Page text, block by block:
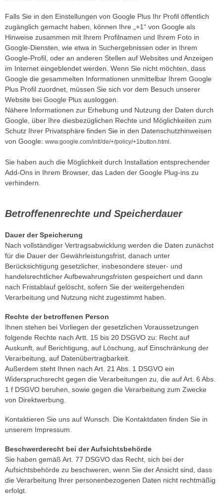
Falls Sie in den Einstellungen von Google Plus Ihr Profil öffentlich
zugänglich gemacht haben, können Ihre „+1“ von Google als
Hinweise zusammen mit Ihrem Profilnamen und Ihrem Foto in
Google-Diensten, wie etwa in Suchergebnissen oder in Ihrem
Google-Profil, oder an anderen Stellen auf Websites und Anzeigen
im Internet eingeblendet werden. Wenn Sie nicht möchten, dass
Google die gesammelten Informationen unmittelbar Ihrem Google
Plus Profil zuordnet, müssen Sie sich vor dem Besuch unserer
Website bei Google Plus ausloggen.
Nähere Informationen zur Erhebung und Nutzung der Daten durch
Google, über Ihre diesbezüglichen Rechte und Möglichkeiten zum
Schutz Ihrer Privatsphäre finden Sie in den Datenschutzhinweisen
von Google: www.google.com/intl/de/+/policy/+1button.html
Sie haben auch die Möglichkeit durch Installation entsprechender
Add-Ons in Ihrem Browser, das Laden der Google Plug-ins zu
verhindern.
Betroffenenrechte und Speicherdauer
Dauer der Speicherung
Nach vollständiger Vertragsabwicklung werden die Daten zunächst
für die Dauer der Gewährleistungsfrist, danach unter
Berücksichtigung gesetzlicher, insbesondere steuer- und
handelsrechtlicher Aufbewahrungsfristen gespeichert und dann
nach Fristablauf gelöscht, sofern Sie der weitergehenden
Verarbeitung und Nutzung nicht zugestimmt haben.
Rechte der betroffenen Person
Ihnen stehen bei Vorliegen der gesetzlichen Voraussetzungen
folgende Rechte nach Artt. 15 bis 20 DSGVO zu: Recht auf
Auskunft, auf Berichtigung, auf Löschung, auf Einschränkung der
Verarbeitung, auf Datenübertragbarkeit.
Außerdem steht Ihnen nach Art. 21 Abs. 1 DSGVO ein
Widerspruchsrecht gegen die Verarbeitungen zu, die auf Art. 6 Abs.
1 f DSGVO beruhen, sowie gegen die Verarbeitung zum Zwecke
von Direktwerbung.
Kontaktieren Sie uns auf Wunsch. Die Kontaktdaten finden Sie in
unserem Impressum.
Beschwerderecht bei der Aufsichtsbehörde
Sie haben gemäß Art. 77 DSGVO das Recht, sich bei der
Aufsichtsbehörde zu beschweren, wenn Sie der Ansicht sind, dass
die Verarbeitung Ihrer personenbezogenen Daten nicht rechtmäßig
erfolgt.